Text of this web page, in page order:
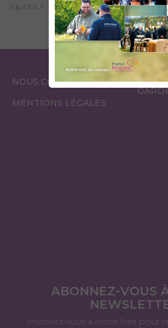
(quota = 3 truites/J)
NOUS CONTACTER
MENTIONS LÉGALES
ABONNEZ-VOUS
Inscrivez-vous à notre liste pour